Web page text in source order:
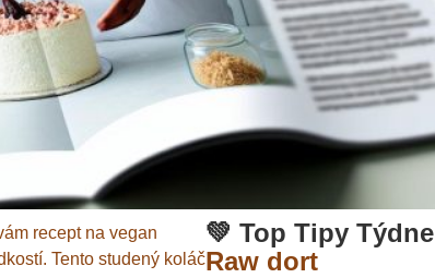
recept na vegan
Tento studený koláč
💚 Top Tipy Týdne
Raw dort